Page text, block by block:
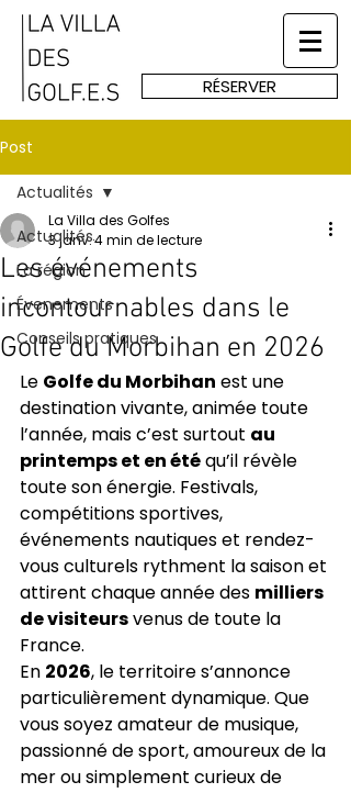
RÉSERVER
Post
Actualités
La région
Évenements
Conseils pratiques
Actualités
Les événements
incontournables dans le
Golfe du Morbihan en 2026
La Villa des Golfes
3 janv.4 min de lecture
Le Golfe du Morbihan est une
destination vivante, animée toute
l’année, mais c’est surtout au
printemps et en été qu’il révèle
toute son énergie. Festivals,
compétitions sportives,
événements nautiques et rendez-
vous culturels rythment la saison et
attirent chaque année des milliers
de visiteurs venus de toute la
France.
En 2026, le territoire s’annonce
particulièrement dynamique. Que
vous soyez amateur de musique,
passionné de sport, amoureux de la
mer ou simplement curieux de